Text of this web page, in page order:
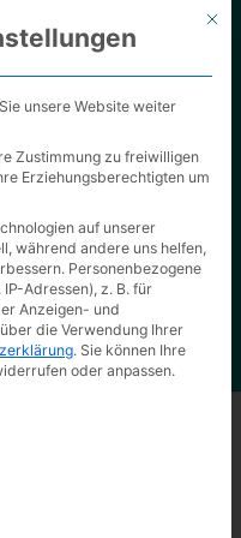
der hohen Qualität
Mit
unsere Website weiter
Zustimmung zu freiwilligen
Erziehungsberechtigten um
auf unserer
während andere uns helfen,
Personenbezogene
Adressen), z. B. für
Anzeigen- und
die Verwendung Ihrer
. Sie können Ihre
oder anpassen.
Gruppen, für die eine